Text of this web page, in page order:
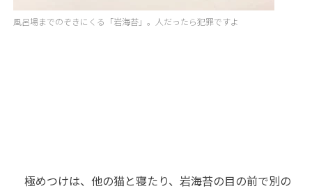
風呂場までのぞきにくる「岩海苔」。人だったら犯罪ですよ
極めつけは、他の猫と寝たり、岩海苔の目の前で別の